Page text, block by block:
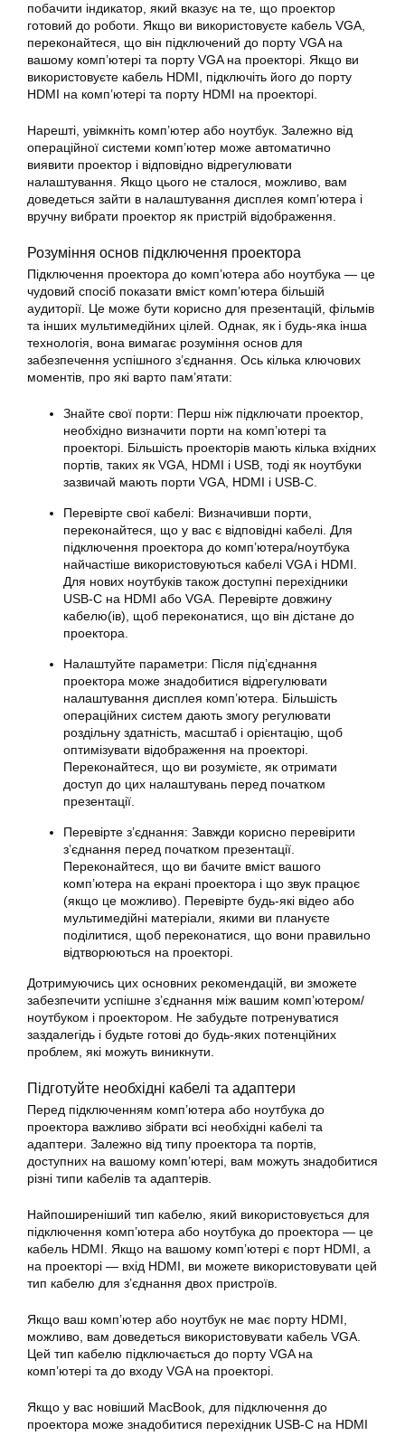
побачити індикатор, який вказує на те, що проектор
готовий до роботи. Якщо ви використовуєте кабель VGA,
переконайтеся, що він підключений до порту VGA на
вашому комп’ютері та порту VGA на проекторі. Якщо ви
використовуєте кабель HDMI, підключіть його до порту
HDMI на комп’ютері та порту HDMI на проекторі.
Нарешті, увімкніть комп’ютер або ноутбук. Залежно від
операційної системи комп’ютер може автоматично
виявити проектор і відповідно відрегулювати
налаштування. Якщо цього не сталося, можливо, вам
доведеться зайти в налаштування дисплея комп’ютера і
вручну вибрати проектор як пристрій відображення.
Розуміння основ підключення проектора
Підключення проектора до комп’ютера або ноутбука — це
чудовий спосіб показати вміст комп’ютера більшій
аудиторії. Це може бути корисно для презентацій, фільмів
та інших мультимедійних цілей. Однак, як і будь-яка інша
технологія, вона вимагає розуміння основ для
забезпечення успішного з’єднання. Ось кілька ключових
моментів, про які варто пам’ятати:
Знайте свої порти: Перш ніж підключати проектор,
необхідно визначити порти на комп’ютері та
проекторі. Більшість проекторів мають кілька вхідних
портів, таких як VGA, HDMI і USB, тоді як ноутбуки
зазвичай мають порти VGA, HDMI і USB-C.
Перевірте свої кабелі: Визначивши порти,
переконайтеся, що у вас є відповідні кабелі. Для
підключення проектора до комп’ютера/ноутбука
найчастіше використовуються кабелі VGA і HDMI.
Для нових ноутбуків також доступні перехідники
USB-C на HDMI або VGA. Перевірте довжину
кабелю(ів), щоб переконатися, що він дістане до
проектора.
Налаштуйте параметри: Після під’єднання
проектора може знадобитися відрегулювати
налаштування дисплея комп’ютера. Більшість
операційних систем дають змогу регулювати
роздільну здатність, масштаб і орієнтацію, щоб
оптимізувати відображення на проекторі.
Переконайтеся, що ви розумієте, як отримати
доступ до цих налаштувань перед початком
презентації.
Перевірте з’єднання: Завжди корисно перевірити
з’єднання перед початком презентації.
Переконайтеся, що ви бачите вміст вашого
комп’ютера на екрані проектора і що звук працює
(якщо це можливо). Перевірте будь-які відео або
мультимедійні матеріали, якими ви плануєте
поділитися, щоб переконатися, що вони правильно
відтворюються на проекторі.
Дотримуючись цих основних рекомендацій, ви зможете
забезпечити успішне з’єднання між вашим комп’ютером/
ноутбуком і проектором. Не забудьте потренуватися
заздалегідь і будьте готові до будь-яких потенційних
проблем, які можуть виникнути.
Підготуйте необхідні кабелі та адаптери
Перед підключенням комп’ютера або ноутбука до
проектора важливо зібрати всі необхідні кабелі та
адаптери. Залежно від типу проектора та портів,
доступних на вашому комп’ютері, вам можуть знадобитися
різні типи кабелів та адаптерів.
Найпоширеніший тип кабелю, який використовується для
підключення комп’ютера або ноутбука до проектора — це
кабель HDMI. Якщо на вашому комп’ютері є порт HDMI, а
на проекторі — вхід HDMI, ви можете використовувати цей
тип кабелю для з’єднання двох пристроїв.
Якщо ваш комп’ютер або ноутбук не має порту HDMI,
можливо, вам доведеться використовувати кабель VGA.
Цей тип кабелю підключається до порту VGA на
комп’ютері та до входу VGA на проекторі.
Якщо у вас новіший MacBook, для підключення до
проектора може знадобитися перехідник USB-C на HDMI